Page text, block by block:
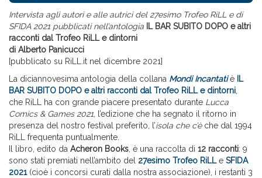
Intervista agli autori e alle autrici del 27esimo Trofeo RiLL e di
SFIDA 2021 pubblicati nell’antologia IL BAR SUBITO DOPO e altri
racconti dal Trofeo RiLL e dintorni
di Alberto Panicucci
[pubblicato su RiLL.it nel dicembre 2021]
La diciannovesima antologia della collana Mondi Incantatiè IL
BAR SUBITO DOPO e altri racconti dal Trofeo RiLL e dintorni
che RiLL ha con grande piacere presentato durante Lucca
Comics & Games 2021 , l’edizione che ha segnato il ritorno in
presenza del nostro festival preferito, l’isola che c’èche dal 1994
RiLL frequenta puntualmente.
Il libro, edito da Acheron Books , è una raccolta di 12 racconti: 9
sono stati premiati nell’ambito del 27esimo Trofeo RiLLe SFIDA
2021(cioè i concorsi curati dalla nostra associazione), i restanti 3